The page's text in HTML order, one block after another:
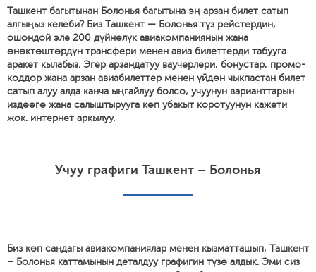
Ташкент багытынан Болонья багытына эң арзан билет сатып
алгыңыз келеби? Биз Ташкент — Болонья түз рейстердин,
ошондой эле 200 дүйнөлүк авиакомпаниянын жана
өнөктөштөрдүн трансфери менен авиа билеттерди табууга
аракет кылабыз. Эгер арзандатуу ваучерлери, бонустар, промо-
коддор жана арзан авиабилеттер менен үйдөн чыкпастан билет
сатып алуу алда канча ыңгайлуу болсо, учуунун варианттарын
издөөгө жана салыштырууга көп убакыт коротуунун кажети
жок. интернет аркылуу.
Учуу графиги Ташкент – Болонья
Биз көп сандагы авиакомпаниялар менен кызматташып, Ташкент
– Болонья каттамынын деталдуу графигин түзө алдык. Эми сиз